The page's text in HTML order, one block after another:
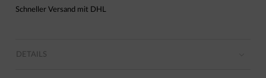
Schneller Versand mit DHL
DETAILS